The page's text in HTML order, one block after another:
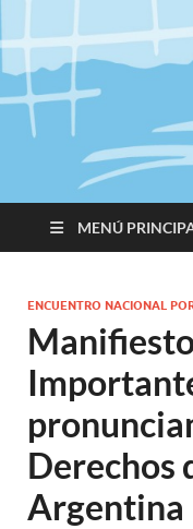
MENÚ
ENCUENTRO NACIONAL
Derechos
Argentina